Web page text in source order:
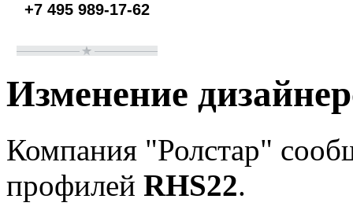
+7 495 989-17-62
Изменение
Компания "Ролстар"
профилей RHS22.